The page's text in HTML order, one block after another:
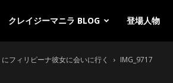
クレイジーマニラ BLOG 登場人物
フィリピーナ彼女に会いに行く IMG_9717